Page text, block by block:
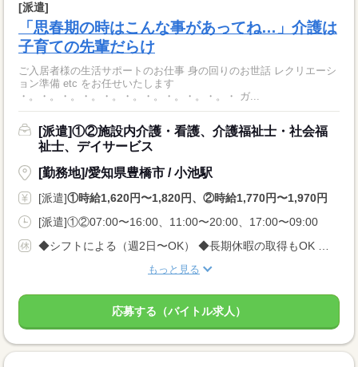
[派遣]
「思春期の時はこんな事があってね…」介護は
子育ての先輩だらけ
ご入居者様の生活サポートのお仕事 身の回りのお世話 レクリエーシ
ョン準備 etc をお任せいたします
・。・。・。・。・。・。・。・。・。・。・ ガ...
[派遣]①②施設内介護・看護、介護福祉士・社会福
祉士、デイサービス
[勤務地]/愛知県豊橋市 / 小池駅
[派遣]①時給1,620円〜1,820円、②時給1,770円〜1,970円
[派遣]①②07:00〜16:00、11:00〜20:00、17:00〜09:00
◆シフトによる（週2日〜OK） ◆長期休暇の取得もOK 勤務曜日、休み希望はお気軽にご相談ください やむを得ない急なお休みにも理解のある職場です
もっと見る
応募する（バイトル求人）